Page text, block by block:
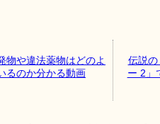
物や違法薬物はどのよ
るのか分かる動画
伝説
ー 2」